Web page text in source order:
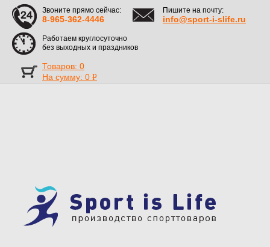
Звоните прямо сейчас:
8-965-362-4446
Пишите на почту:
info@sport-i-slife.ru
Работаем круглосуточно
без выходных и праздников
Товаров: 0
На сумму: 0 Р